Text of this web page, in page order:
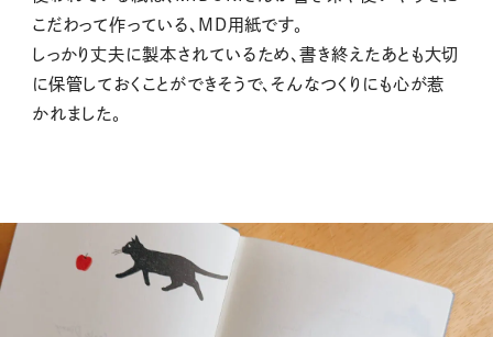
こだわって作っている、MD用紙です。
しっかり丈夫に製本されているため、書き終えたあとも大切
に保管しておくことができそうで、そんなつくりにも心が惹
かれました。